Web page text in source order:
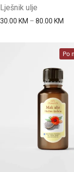
Lješnik ulje
30.00 KM – 80.00 KM
Po